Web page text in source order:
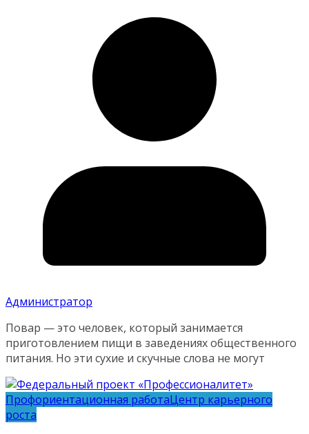
Администратор
Повар — это человек, который занимается
приготовлением пищи в заведениях общественного
питания. Но эти сухие и скучные слова не могут
Профориентационная работаЦентр карьерного
роста